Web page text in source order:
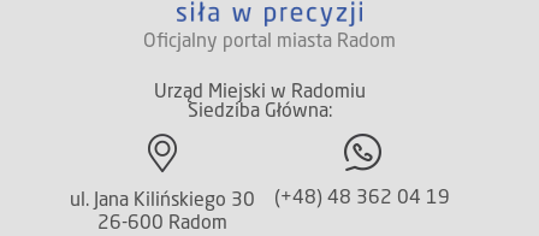
Oficjalny portal miasta Radom
Urząd Miejski w Radomiu
Siedziba Główna:
ul. Jana Kilińskiego 30
26-600 Radom
(+48) 48 362 04 19